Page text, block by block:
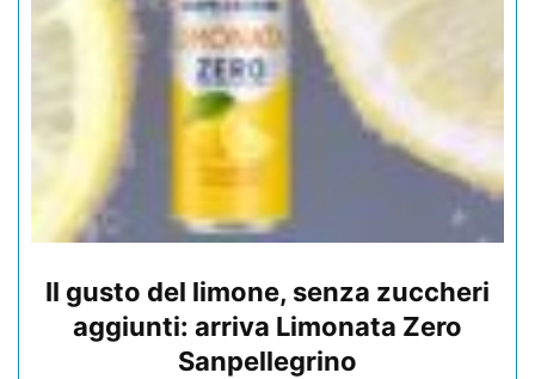
Il gusto del limone, senza zuccheri
aggiunti: arriva Limonata Zero
Sanpellegrino